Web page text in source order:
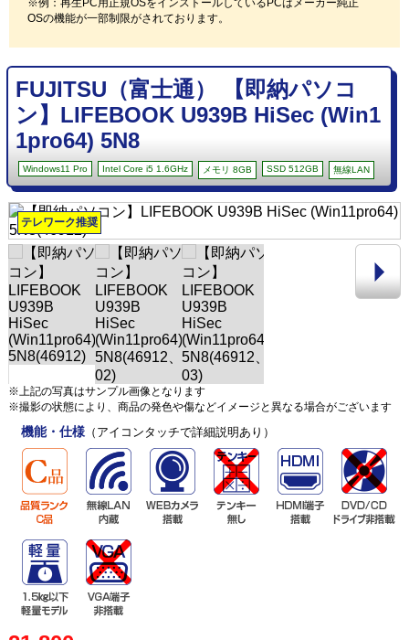
OSの機能が一部制限がされております。
FUJITSU（富士通） 【即納パソコ
ン】LIFEBOOK U939B HiSec (Win1
1pro64) 5N8
Windows11 Pro Intel Core i5 1.6GHz メモリ 8GB SSD 512GB 無線LAN
テレワーク推奨
※上記の写真はサンプル画像となります
※撮影の状態により、商品の発色や傷などイメージと異なる場合がございます
機能・仕様（アイコンタッチで詳細説明あり）